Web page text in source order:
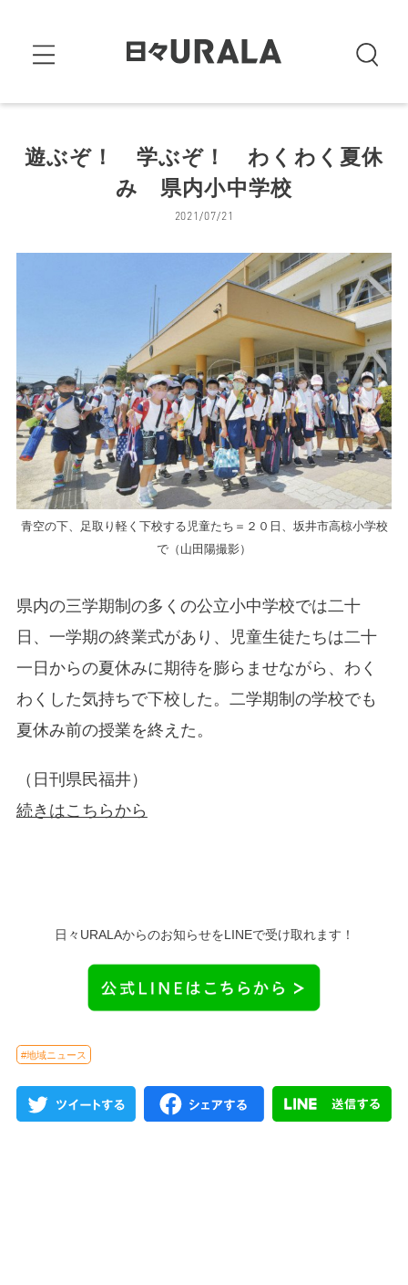
遊ぶぞ！ 学ぶぞ！ わくわく夏休
み 県内小中学校
2021/07/21
青空の下、足取り軽く下校する児童たち＝２０日、坂井市高椋小学校
で（山田陽撮影）
県内の三学期制の多くの公立小中学校では二十
日、一学期の終業式があり、児童生徒たちは二十
一日からの夏休みに期待を膨らませながら、わく
わくした気持ちで下校した。二学期制の学校でも
夏休み前の授業を終えた。
（日刊県民福井）
続きはこちらから
日々URALAからのお知らせをLINEで受け取れます！
#地域ニュース